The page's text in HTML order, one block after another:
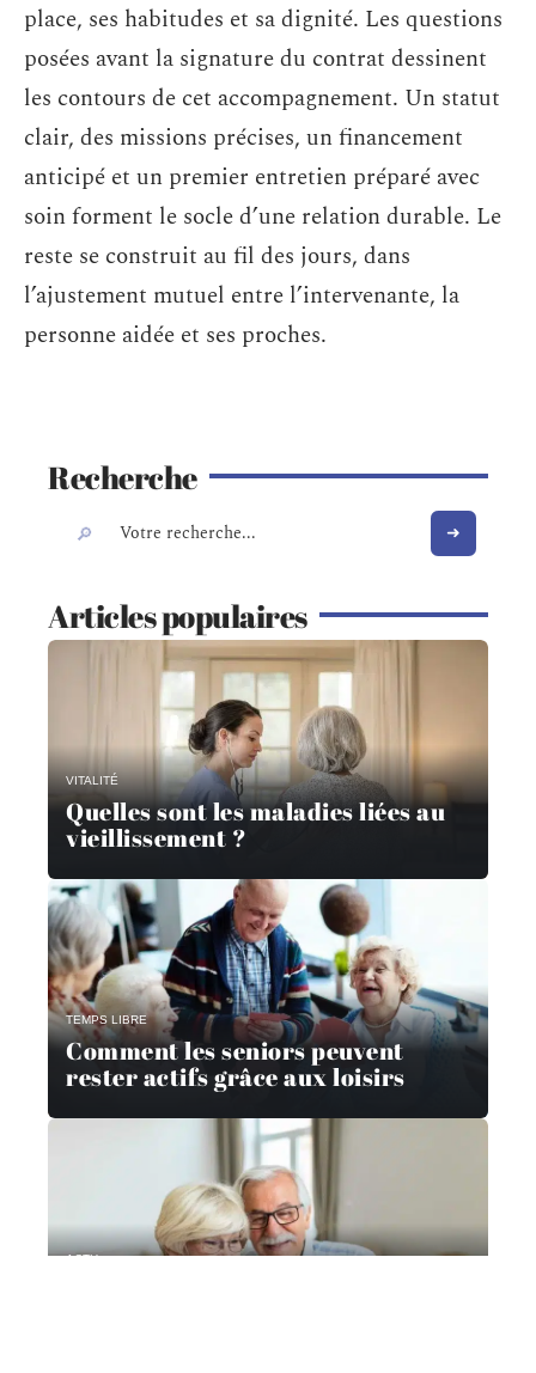
place, ses habitudes et sa dignité. Les questions
posées avant la signature du contrat dessinent
les contours de cet accompagnement. Un statut
clair, des missions précises, un financement
anticipé et un premier entretien préparé avec
soin forment le socle d’une relation durable. Le
reste se construit au fil des jours, dans
l’ajustement mutuel entre l’intervenante, la
personne aidée et ses proches.
Recherche
Articles populaires
VITALITÉ
Quelles sont les maladies liées au
vieillissement ?
TEMPS LIBRE
Comment les seniors peuvent
rester actifs grâce aux loisirs
ACTU